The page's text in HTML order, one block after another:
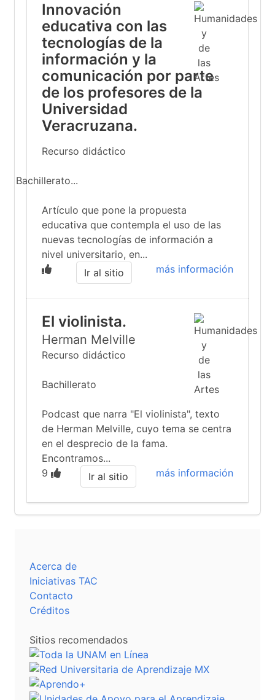
Innovación
educativa con las
tecnologías de la
información y la
comunicación por parte
de los profesores de la
Universidad
Veracruzana.
Recurso didáctico
Bachillerato...
Artículo que pone la propuesta
educativa que contempla el uso de las
nuevas tecnologías de información a
nivel universitario, en...
más información
Ir al sitio
El violinista.
Herman Melville
Recurso didáctico
Bachillerato
Podcast que narra "El violinista", texto
de Herman Melville, cuyo tema se centra
en el desprecio de la fama.
Encontramos...
9
más información
Ir al sitio
Acerca de
Iniciativas TAC
Contacto
Créditos
Sitios recomendados